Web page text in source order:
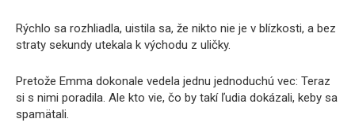
Rýchlo sa rozhliadla, uistila sa, že nikto nie je v blízkosti, a bez
straty sekundy utekala k východu z uličky.
Pretože Emma dokonale vedela jednu jednoduchú vec: Teraz
si s nimi poradila. Ale kto vie, čo by takí ľudia dokázali, keby sa
spamätali.